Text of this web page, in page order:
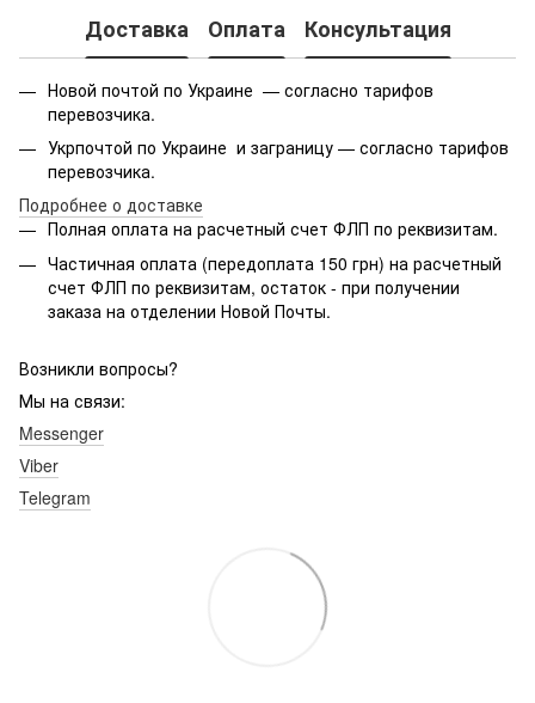
Доставка Оплата Консультация
Новой почтой по Украине — согласно тарифов
перевозчика.
Укрпочтой по Украине и заграницу — согласно тарифов
перевозчика.
Подробнее о доставке
Полная оплата на расчетный счет ФЛП по реквизитам.
Частичная оплата (передоплата 150 грн) на расчетный
счет ФЛП по реквизитам, остаток - при получении
заказа на отделении Новой Почты.
Возникли вопросы?
Мы на связи:
Messenger
Viber
Telegram